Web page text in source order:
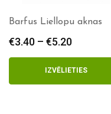
Barfus Liellopu aknas
€3.40 – €5.20
range:
€3.40
through
IZVĒLIETIES